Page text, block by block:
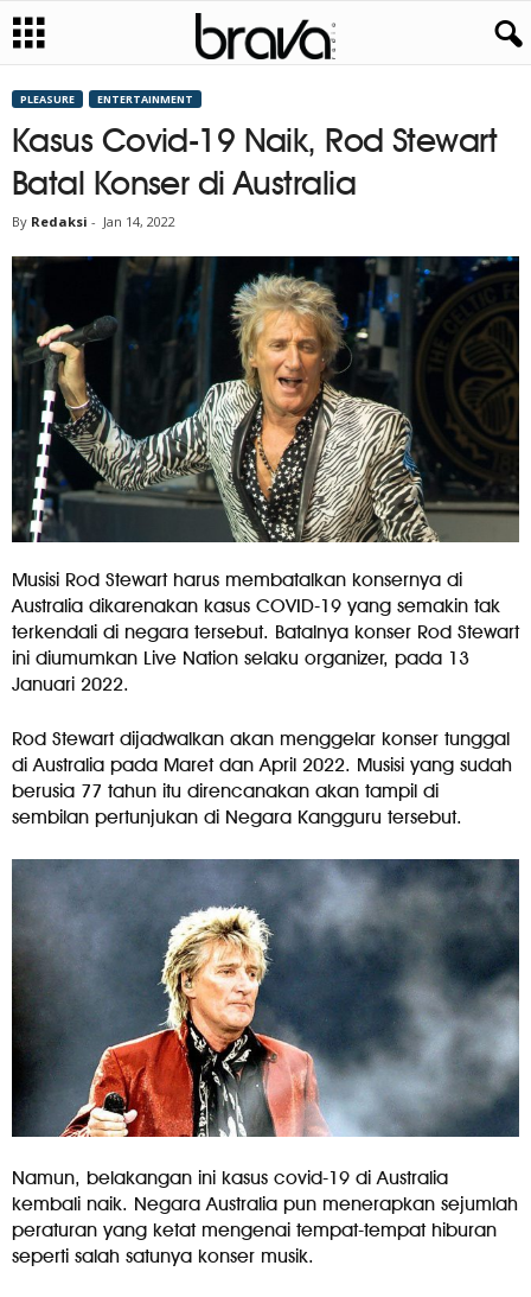
PLEASURE ENTERTAINMENT
Kasus Covid-19 Naik, Rod Stewart
Batal Konser di Australia
By Redaksi - Jan 14, 2022
Musisi Rod Stewart harus membatalkan konsernya di
Australia dikarenakan kasus COVID-19 yang semakin tak
terkendali di negara tersebut. Batalnya konser Rod Stewart
ini diumumkan Live Nation selaku organizer, pada 13
Januari 2022.
Rod Stewart dijadwalkan akan menggelar konser tunggal
di Australia pada Maret dan April 2022. Musisi yang sudah
berusia 77 tahun itu direncanakan akan tampil di
sembilan pertunjukan di Negara Kangguru tersebut.
Namun, belakangan ini kasus covid-19 di Australia
kembali naik. Negara Australia pun menerapkan sejumlah
peraturan yang ketat mengenai tempat-tempat hiburan
seperti salah satunya konser musik.